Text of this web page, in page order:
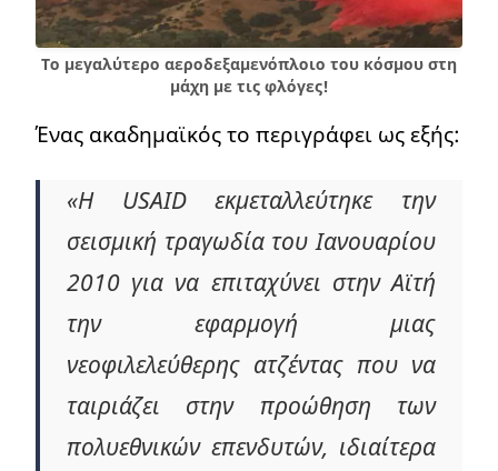
Το μεγαλύτερο αεροδεξαμενόπλοιο του κόσμου στη
μάχη με τις φλόγες!
Ένας ακαδημαϊκός το περιγράφει ως εξής:
«Η USAID εκμεταλλεύτηκε την
σεισμική τραγωδία του Ιανουαρίου
2010 για να επιταχύνει στην Αϊτή
την εφαρμογή μιας
νεοφιλελεύθερης ατζέντας που να
ταιριάζει στην προώθηση των
πολυεθνικών επενδυτών, ιδιαίτερα